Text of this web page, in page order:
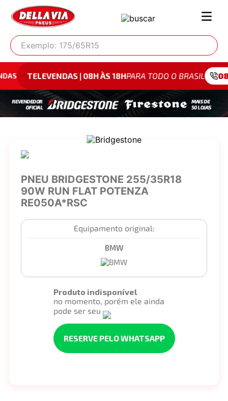
Exemplo: 175/65R15
| 08H ÀS 18HPARA TODO O BRASIL 0800 942
PNEU BRIDGESTONE 255/35R18
90W RUN FLAT POTENZA
RE050A*RSC
Equipamento original:
BMW
Produto indisponível
no momento, porém ele ainda
pode ser seu
RESERVE PELO WHATSAPP